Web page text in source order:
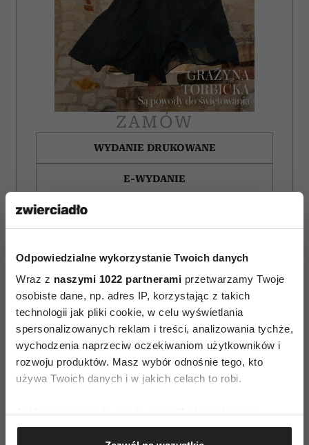
Odpowiedzialne wykorzystanie Twoich danych
Wraz z naszymi 1022 partnerami przetwarzamy Twoje
osobiste dane, np. adres IP, korzystając z takich
technologii jak pliki cookie, w celu wyświetlania
spersonalizowanych reklam i treści, analizowania tychże,
wychodzenia naprzeciw oczekiwaniom użytkowników i
rozwoju produktów. Masz wybór odnośnie tego, kto
używa Twoich danych i w jakich celach to robi.
Gromadzić dane dotyczące Twojej lokalizacji
ZAMÓW
WYDANIE DRUKOWANE
E-WYDANIE
Filmy, które otwierają
oczy. 10 historii, po
których inaczej
Novak Djoković
zdradził, co mówi
dzieciom, gdy się